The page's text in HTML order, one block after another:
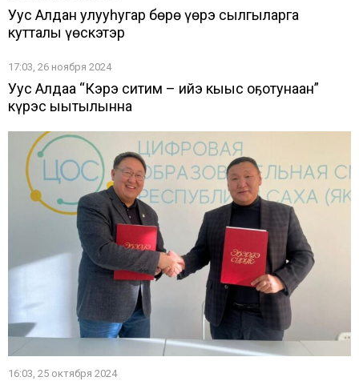
Уус Алдан улууһугар бөрө үөрэ сылгыларга
кутталы үөскэтэр
17:03, 26 ноября 2024
Уус Алдаҥҥа “Кэрэ ситим – ийэ кыыс оҕотунаан”
күрэс ыытылынна
16:03, 25 октября 2024